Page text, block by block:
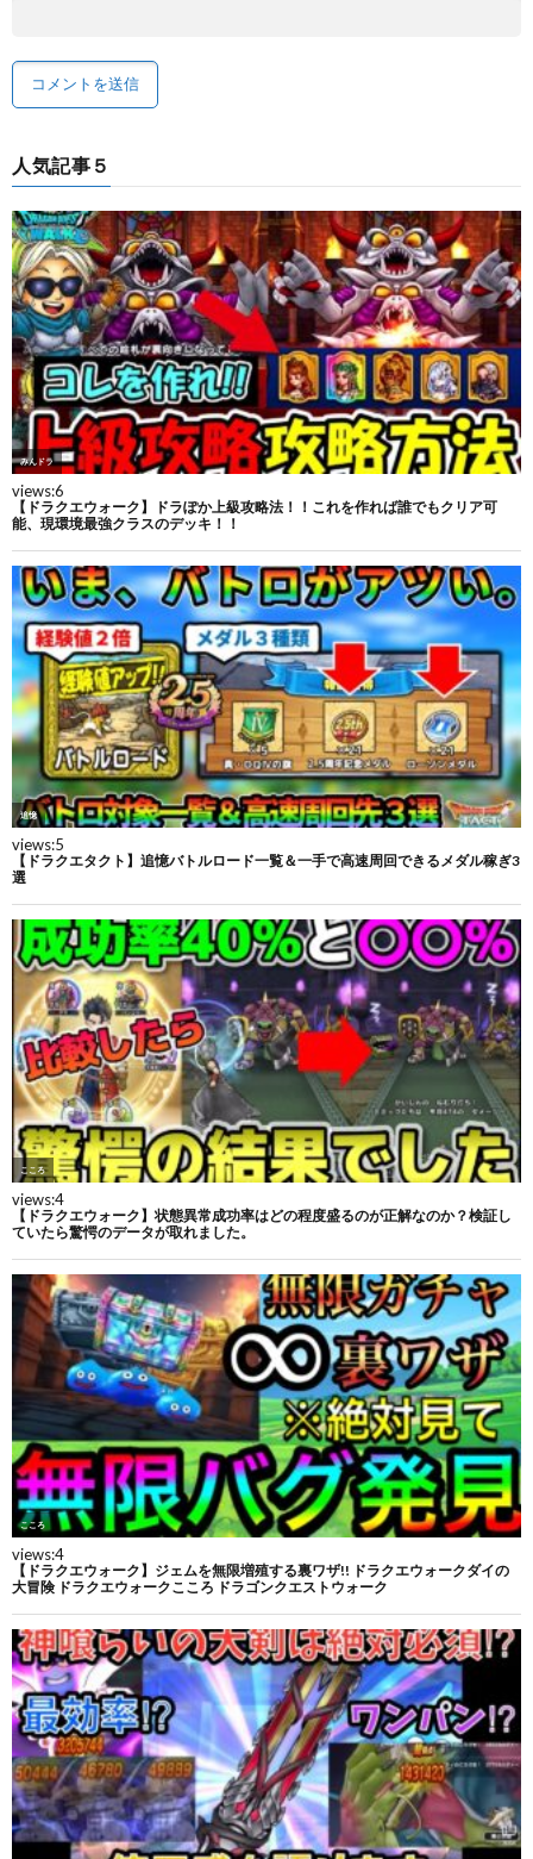
人気記事５